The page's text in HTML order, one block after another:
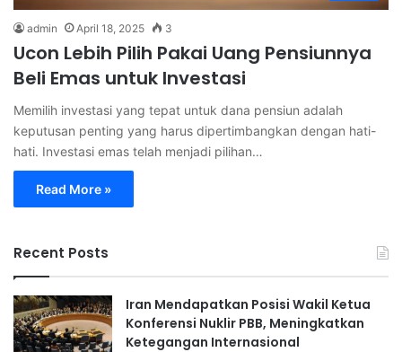
admin April 18, 2025 3
Ucon Lebih Pilih Pakai Uang Pensiunnya
Beli Emas untuk Investasi
Memilih investasi yang tepat untuk dana pensiun adalah
keputusan penting yang harus dipertimbangkan dengan hati-
hati. Investasi emas telah menjadi pilihan…
Read More »
Recent Posts
Iran Mendapatkan Posisi Wakil Ketua
Konferensi Nuklir PBB, Meningkatkan
Ketegangan Internasional